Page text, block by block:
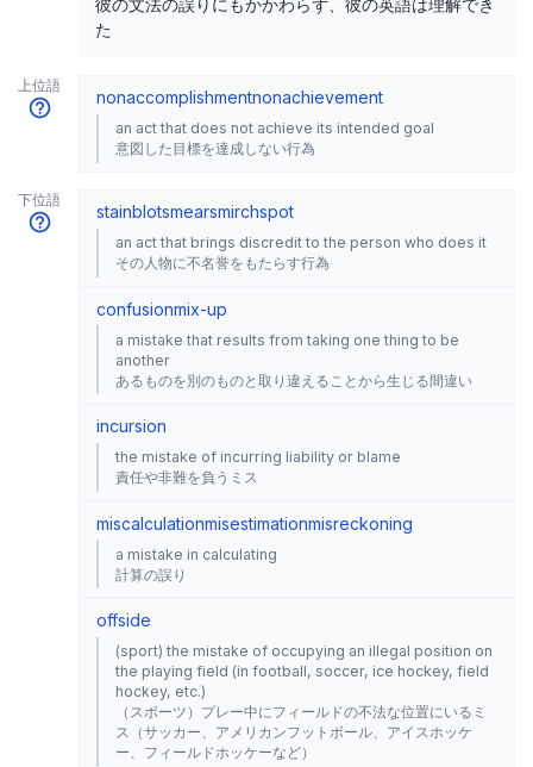
彼の文法の誤りにもかかわらず、彼の英語は理解でき
た
上位語
nonaccomplishmentnonachievement
an act that does not achieve its intended goal
意図した目標を達成しない行為
下位語
stainblotsmearsmirchspot
an act that brings discredit to the person who does it
その人物に不名誉をもたらす行為
confusionmix-up
a mistake that results from taking one thing to be
another
あるものを別のものと取り違えることから生じる間違い
incursion
the mistake of incurring liability or blame
責任や非難を負うミス
miscalculationmisestimationmisreckoning
a mistake in calculating
計算の誤り
offside
(sport) the mistake of occupying an illegal position on
the playing field (in football, soccer, ice hockey, field
hockey, etc.)
（スポーツ）プレー中にフィールドの不法な位置にいるミ
ス（サッカー、アメリカンフットボール、アイスホッケ
ー、フィールドホッケーなど）